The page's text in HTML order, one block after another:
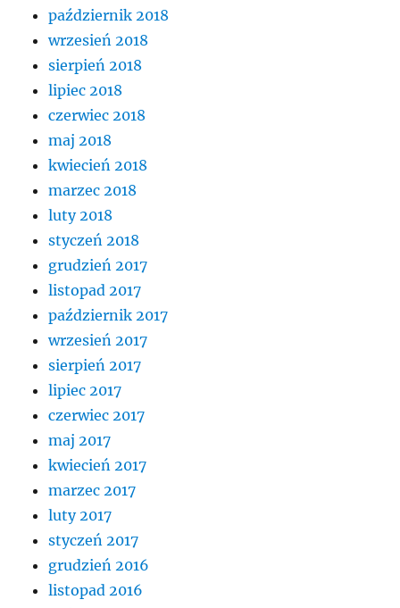
październik 2018
wrzesień 2018
sierpień 2018
lipiec 2018
czerwiec 2018
maj 2018
kwiecień 2018
marzec 2018
luty 2018
styczeń 2018
grudzień 2017
listopad 2017
październik 2017
wrzesień 2017
sierpień 2017
lipiec 2017
czerwiec 2017
maj 2017
kwiecień 2017
marzec 2017
luty 2017
styczeń 2017
grudzień 2016
listopad 2016